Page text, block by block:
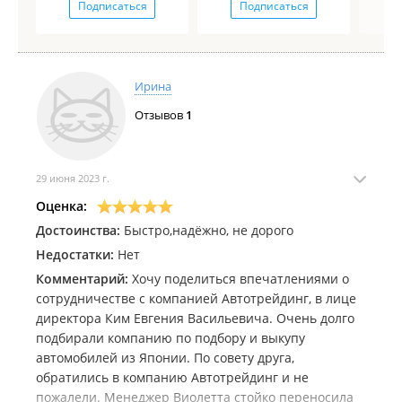
Подписаться Подписаться
Ирина
Отзывов 1
29 июня 2023 г.
Оценка:
Достоинства: Быстро,надёжно, не дорого
Недостатки: Нет
Комментарий: Хочу поделиться впечатлениями о
сотрудничестве с компанией Автотрейдинг, в лице
директора Ким Евгения Васильевича. Очень долго
подбирали компанию по подбору и выкупу
автомобилей из Японии. По совету друга,
обратились в компанию Автотрейдинг и не
пожалели. Менеджер Виолетта стойко переносила